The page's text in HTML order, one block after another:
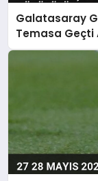
Galatasaray
Temasa Geçti
Görüşülüyor